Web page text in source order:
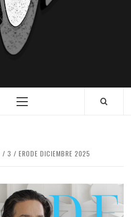
3 ERODE DICIEMBRE 2025